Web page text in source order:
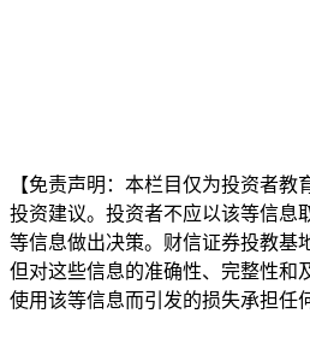
【免责声明：本栏目仅为投资者
投资建议。投资者不应以该等信息
等信息做出决策。财信证券投教基
但对这些信息的准确性、完整性和
使用该等信息而引发的损失承担任